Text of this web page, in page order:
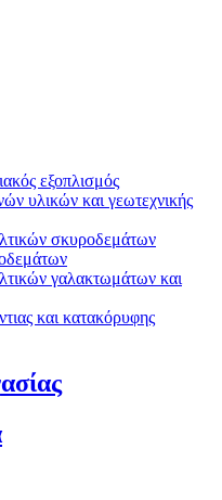
εξοπλισμός
υλικών και γεωτεχνικής
σκυροδεμάτων
γαλακτωμάτων και
και κατακόρυφης